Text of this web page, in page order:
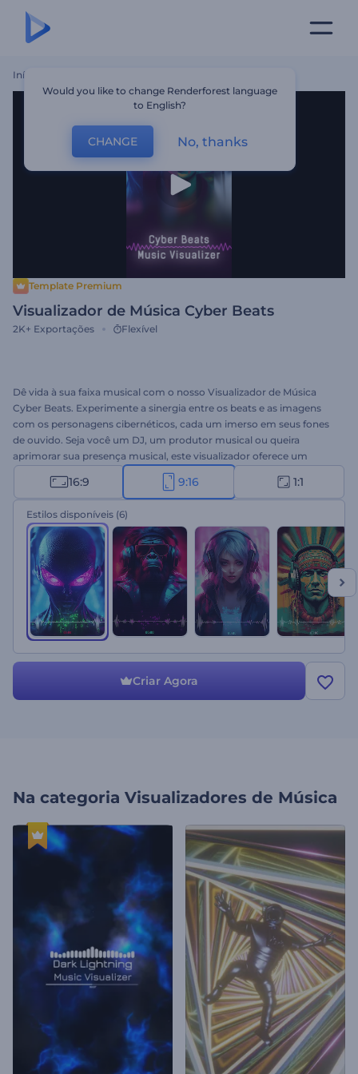
Início
Template Premium
Visualizador de Música Cyber Beats
2K+ Exportações Flexível
Dê vida à sua faixa musical com o nosso Visualizador de Música
Cyber Beats. Experimente a sinergia entre os beats e as imagens
com os personagens cibernéticos, cada um imerso em seus fones
de ouvido. Seja você um DJ, um produtor musical ou queira
aprimorar sua presença musical, este visualizador oferece um
toque futurista à sua apresentação de áudio. Personalize o modelo
com o título e o nome do artista da sua faixa, faça o upload da sua
música e compartilhe sua obra-prima em plataformas de
streaming de música para conquistar mais fãs leais. Experimente
este modelo agora!
16:9 9:16 1:1
Estilos disponíveis (6)
Criar Agora
Na categoria Visualizadores de Música
Would you like to change Renderforest language
to English?
CHANGE No, thanks